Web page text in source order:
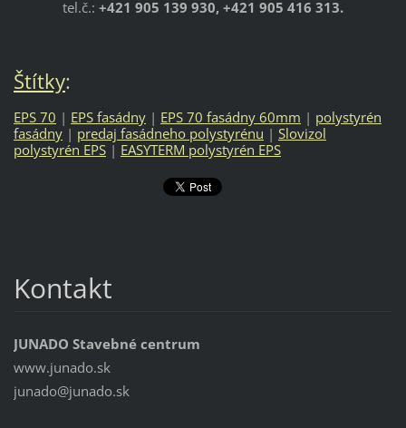
tel.č.: +421 905 139 930, +421 905 416 313.
Štítky:
EPS 70 | EPS fasádny | EPS 70 fasádny 60mm | polystyrén
fasádny | predaj fasádneho polystyrénu | Slovizol
polystyrén EPS | EASYTERM polystyrén EPS
Kontakt
JUNADO Stavebné centrum
www.junado.sk
junado@junado.sk